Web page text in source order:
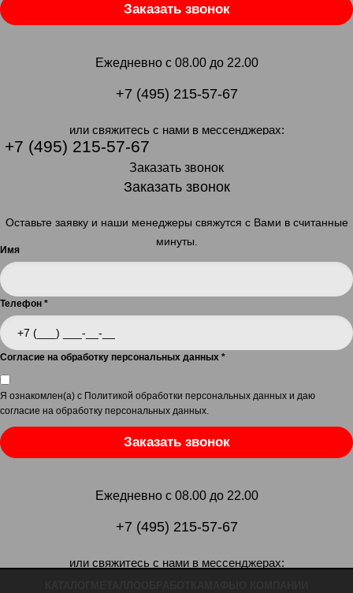
Заказать звонок
Ежедневно с 08.00 до 22.00
+7 (495) 215-57-67
или свяжитесь с нами в мессенджерах:
+7 (495) 215-57-67
Заказать звонок
Заказать звонок
Оставьте заявку и наши менеджеры свяжутся с Вами в считанные
минуты.
Имя
Телефон *
Согласие на обработку персональных данных *
Я ознакомлен(а) с Политикой обработки персональных данных и даю
согласие на обработку персональных данных
Заказать звонок
Ежедневно с 08.00 до 22.00
+7 (495) 215-57-67
или свяжитесь с нами в мессенджерах: